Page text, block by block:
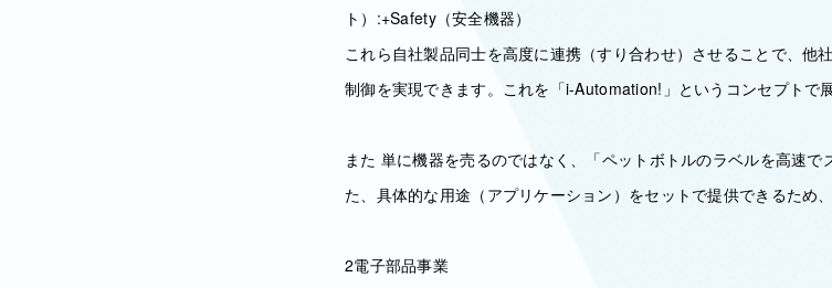
ト）:+Safety（安全機器）
これら自社製品同士を高度に連携（すり合わせ）させることで、他
制御を実現できます。これを「i-Automation!」というコンセプトで
また 単に機器を売るのではなく、「ペットボトルのラベルを高速
た、具体的な用途（アプリケーション）をセットで提供できるため
2電子部品事業